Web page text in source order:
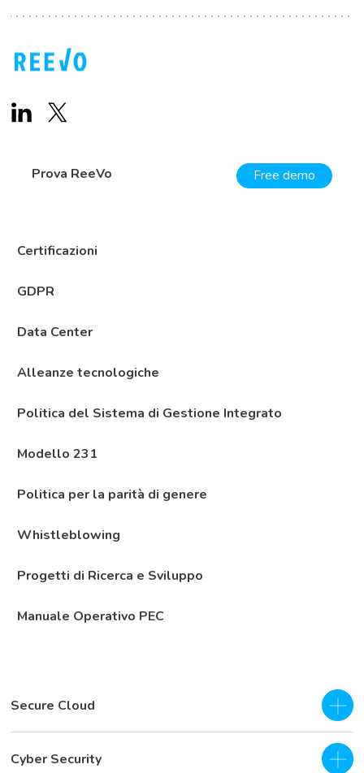
Prova ReeVo Free demo
Certificazioni
GDPR
Data Center
Alleanze tecnologiche
Politica del Sistema di Gestione Integrato
Modello 231
Politica per la parità di genere
Whistleblowing
Progetti di Ricerca e Sviluppo
Manuale Operativo PEC
Secure Cloud
IaaS - Private Cloud
Cyber Security